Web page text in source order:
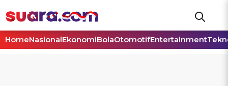
HomeNasionalEkonomiBolaOtomotifEntertainment